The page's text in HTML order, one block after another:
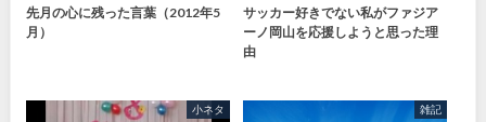
先月の心に残った言葉（2012年5
月）
サッカー好きでない私がファジア
ーノ岡山を応援しようと思った理
由
小ネタ 雑記